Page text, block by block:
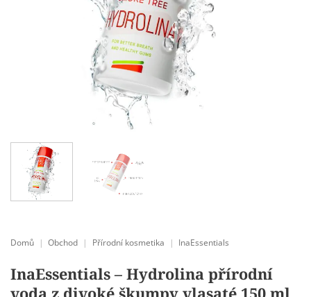
Domů | Obchod | Přírodní kosmetika | InaEssentials
InaEssentials – Hydrolina přírodní
voda z divoké škumpy vlasaté 150 ml